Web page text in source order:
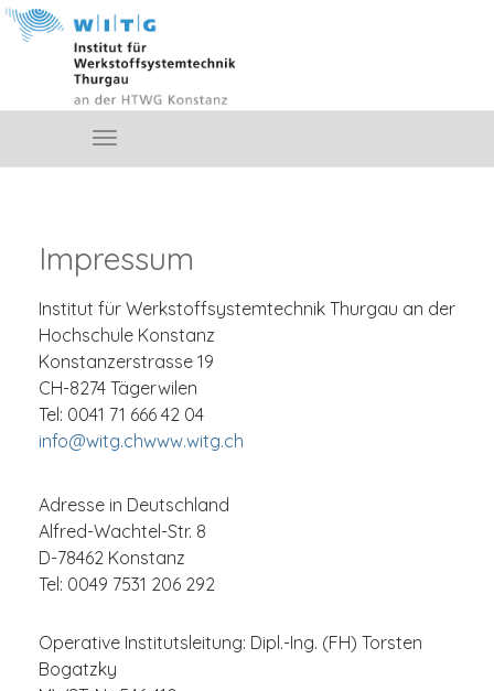
Impressum
Institut für Werkstoffsystemtechnik Thurgau an der
Hochschule Konstanz
Konstanzerstrasse 19
CH-8274 Tägerwilen
Tel: 0041 71 666 42 04
info@witg.chwww.witg.ch
Adresse in Deutschland
Alfred-Wachtel-Str. 8
D-78462 Konstanz
Tel: 0049 7531 206 292
Operative Institutsleitung: Dipl.-Ing. (FH) Torsten
Bogatzky